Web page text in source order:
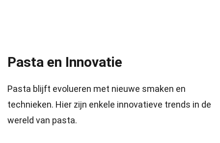
Pasta en Innovatie
Pasta blijft evolueren met nieuwe smaken en
technieken. Hier zijn enkele innovatieve trends in de
wereld van pasta.